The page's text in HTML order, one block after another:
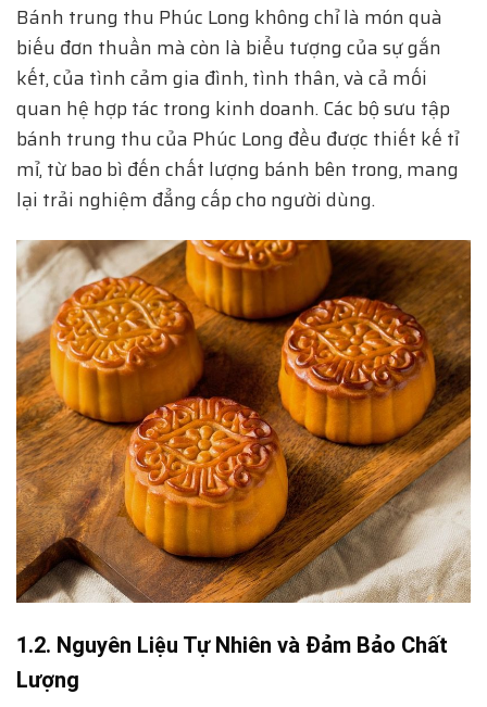
Bánh trung thu Phúc Long không chỉ là món quà
biếu đơn thuần mà còn là biểu tượng của sự gắn
kết, của tình cảm gia đình, tình thân, và cả mối
quan hệ hợp tác trong kinh doanh. Các bộ sưu tập
bánh trung thu của Phúc Long đều được thiết kế tỉ
mỉ, từ bao bì đến chất lượng bánh bên trong, mang
lại trải nghiệm đẳng cấp cho người dùng.
1.2. Nguyên Liệu Tự Nhiên và Đảm Bảo Chất
Lượng